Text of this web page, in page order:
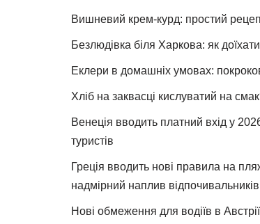
Вишневий крем-курд: простий
Безлюдівка біля Харкова: як
Еклери в домашніх умовах:
Хліб на заквасці кислуватий на
Венеція вводить платний вхід у
туристів
Греція вводить нові правила на
надмірний наплив відпочивальників
Нові обмеження для водіїв в